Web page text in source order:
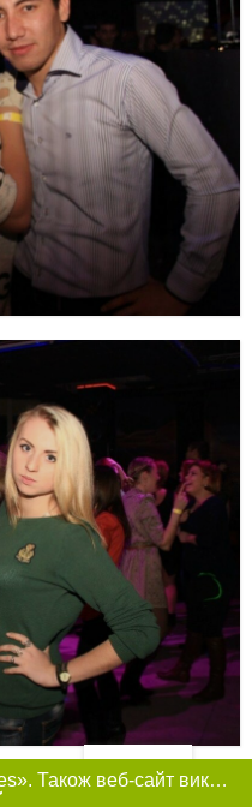
Фільтри
Цей сайт використовує «cookies». Також веб-сайт використовує інтернет-сервіс для збору технічних даних стосовно відвідувачів з метою отримання маркетингової та статистичної інформації. Умови обробки даних відвідувачів сайту див.